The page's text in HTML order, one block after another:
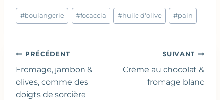
Étiquettes
de
#boulangerie #focaccia #huile d'olive #pain
Navigation
de
l’article
PRÉCÉDENT
Fromage, jambon &
olives, comme des
doigts de sorcière
SUIVANT
Crème au chocolat &
fromage blanc